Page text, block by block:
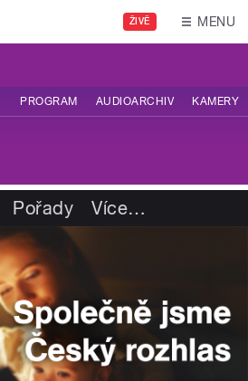
ŽIVĚ MENU
PROGRAM AUDIOARCHIV KAMERY
Pořady Více…